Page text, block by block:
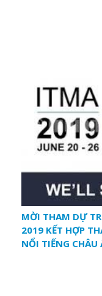
MỜI THAM DỰ
2019 KẾT HỢP
NỔI TIẾNG CHÂU